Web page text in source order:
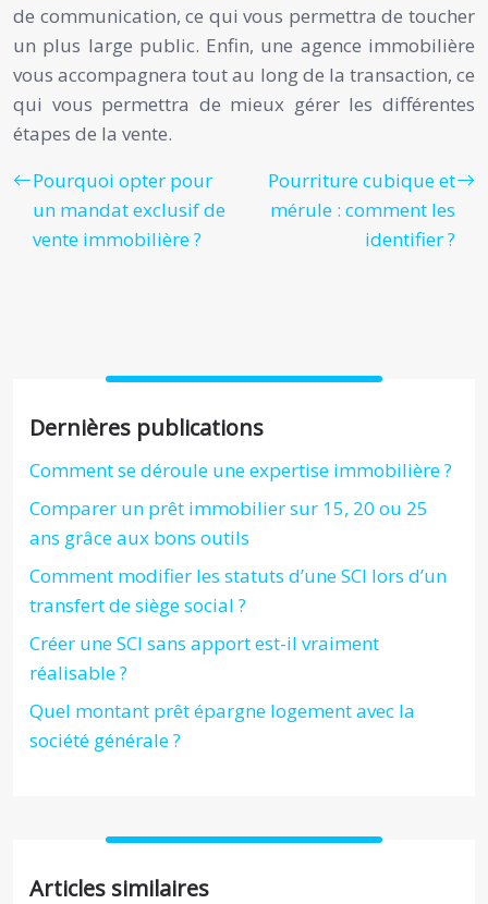
de communication, ce qui vous permettra de toucher
un plus large public. Enfin, une agence immobilière
vous accompagnera tout au long de la transaction, ce
qui vous permettra de mieux gérer les différentes
étapes de la vente.
Pourquoi opter pour
un mandat exclusif de
vente immobilière ?
Pourriture cubique et
mérule : comment les
identifier ?
Dernières publications
Comment se déroule une expertise immobilière ?
Comparer un prêt immobilier sur 15, 20 ou 25
ans grâce aux bons outils
Comment modifier les statuts d’une SCI lors d’un
transfert de siège social ?
Créer une SCI sans apport est-il vraiment
réalisable ?
Quel montant prêt épargne logement avec la
société générale ?
Articles similaires